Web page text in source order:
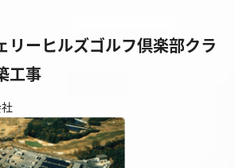
リーヒルズゴルフ倶楽部クラ
工事